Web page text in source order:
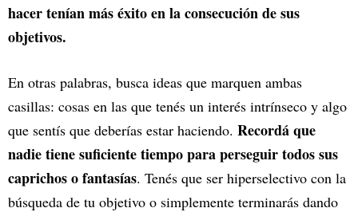
hacer tenían más éxito en la consecución de sus
objetivos.
En otras palabras, busca ideas que marquen ambas
casillas: cosas en las que tenés un interés intrínseco y algo
que sentís que deberías estar haciendo. Recordá que
nadie tiene suficiente tiempo para perseguir todos sus
caprichos o fantasías. Tenés que ser hiperselectivo con la
búsqueda de tu objetivo o simplemente terminarás dando